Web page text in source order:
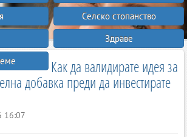
Селско стопанство
Здраве
Как да валидирате идея за
добавка преди да инвестирате
16:07